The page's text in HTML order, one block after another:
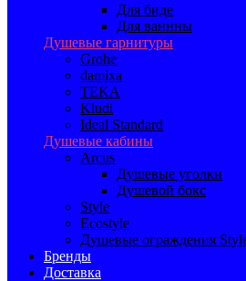
Для биде
Для ваннны
Душевые гарнитуры
Grohe
damixa
TEKA
Kludi
Ideal Standard
Душевые кабины
Arcus
Душевые уголки
Душевой бокс
Style
Ecostyle
Душевые ограждения
Бренды
Доставка